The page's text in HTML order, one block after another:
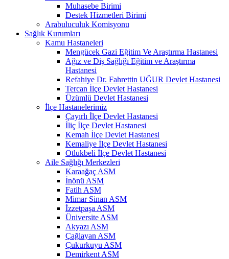
Muhasebe Birimi
Destek Hizmetleri Birimi
Arabuluculuk Komisyonu
Sağlık Kurumları
Kamu Hastaneleri
Mengücek Gazi Eğitim Ve Araştırma Hastanesi
Ağız ve Diş Sağlığı Eğitim ve Araştırma
Hastanesi
Refahiye Dr. Fahrettin UĞUR Devlet Hastanesi
Tercan İlçe Devlet Hastanesi
Üzümlü Devlet Hastanesi
İlçe Hastanelerimiz
Çayırlı İlçe Devlet Hastanesi
İliç İlçe Devlet Hastanesi
Kemah İlçe Devlet Hastanesi
Kemaliye İlçe Devlet Hastanesi
Otlukbeli İlçe Devlet Hastanesi
Aile Sağlığı Merkezleri
Karaağaç ASM
İnönü ASM
Fatih ASM
Mimar Sinan ASM
İzzetpaşa ASM
Üniversite ASM
Akyazı ASM
Çağlayan ASM
Çukurkuyu ASM
Demirkent ASM